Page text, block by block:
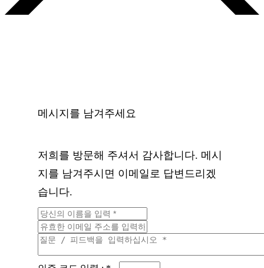
메시지를 남겨주세요
저희를 방문해 주셔서 감사합니다. 메시
지를 남겨주시면 이메일로 답변드리겠
습니다.